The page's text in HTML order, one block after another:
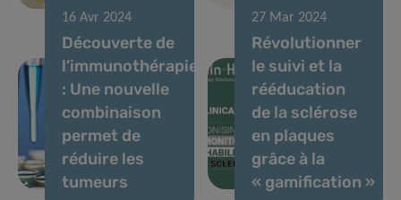
16 Avr 2024
Découverte de
l’immunothérapie
: Une nouvelle
combinaison
permet de
réduire les
tumeurs
27 Mar 2024
Révolutionner
le suivi et la
rééducation
de la sclérose
en plaques
grâce à la
« gamification »